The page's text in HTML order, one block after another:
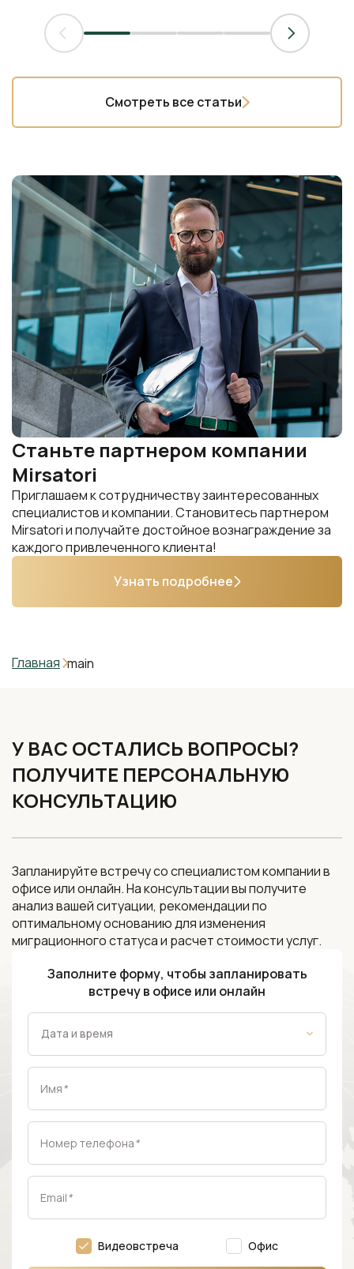
Смотреть все статьи
Станьте партнером компании
Mirsatori
Приглашаем к сотрудничеству заинтересованных
специалистов и компании. Становитесь партнером
Mirsatori и получайте достойное вознаграждение за
каждого привлеченного клиента!
Узнать подробнее
Главная main
У ВАС ОСТАЛИСЬ ВОПРОСЫ?
ПОЛУЧИТЕ ПЕРСОНАЛЬНУЮ
КОНСУЛЬТАЦИЮ
Запланируйте встречу со специалистом компании в
офисе или онлайн. На консультации вы получите
анализ вашей ситуации, рекомендации по
оптимальному основанию для изменения
миграционного статуса и расчет стоимости услуг.
Заполните форму, чтобы запланировать
встречу в офисе или онлайн
Имя*
Номер телефона*
Email*
Видеовстреча Офис